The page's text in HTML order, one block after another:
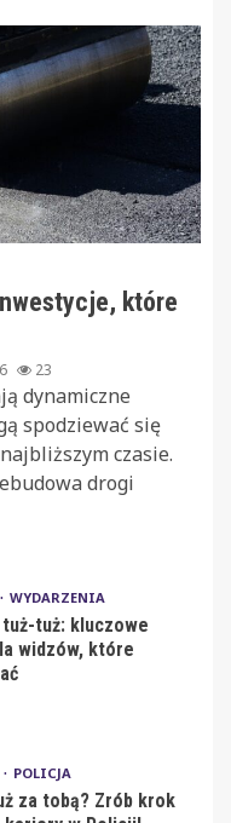
które
23
dynamiczne
spodziewać się
czasie.
drogi
WYDARZENIA
tuż: kluczowe
widzów, które
POLICJA
za tobą? Zrób krok